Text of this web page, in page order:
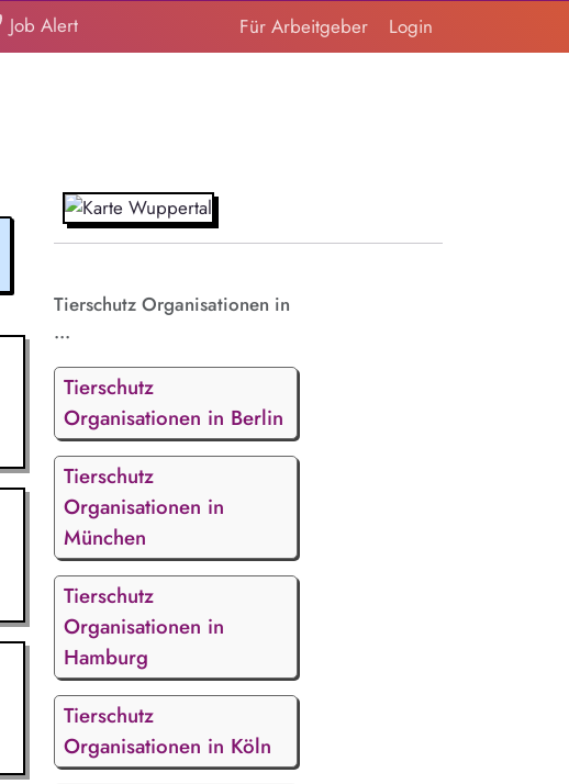
Job Alert Für Arbeitgeber Login
Tierschutz Organisationen in
...
Tierschutz
Organisationen in Berlin
Tierschutz
Organisationen in
München
Tierschutz
Organisationen in
Hamburg
Tierschutz
Organisationen in Köln